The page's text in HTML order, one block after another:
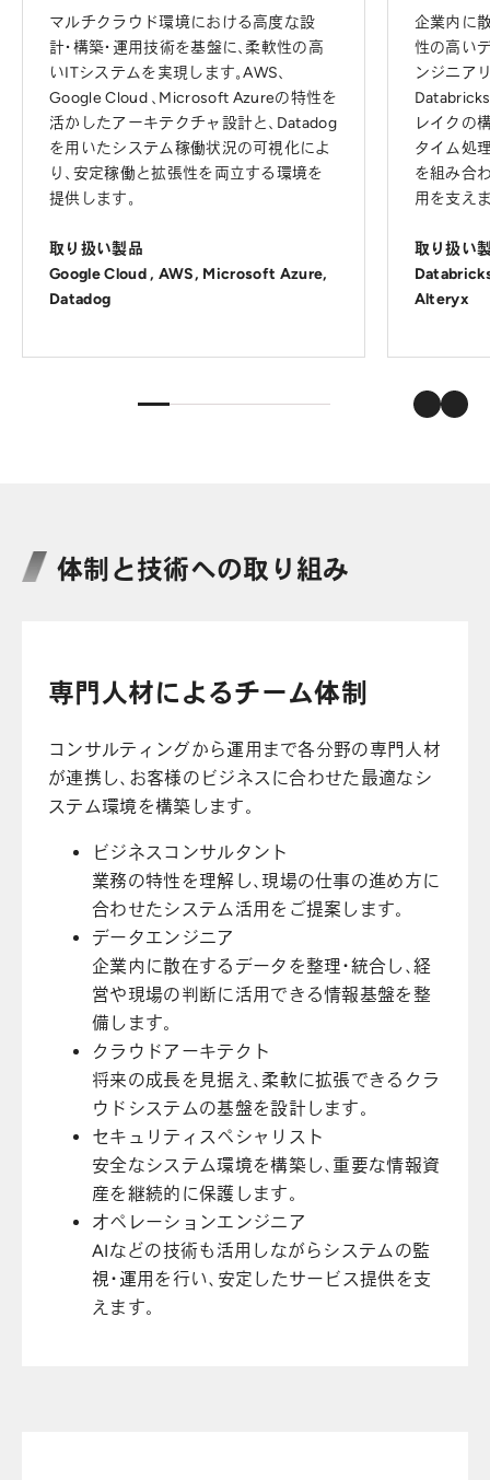
マルチクラウド環境における高度な設
計・構築・運用技術を基盤に、柔軟性の高
いITシステムを実現します。AWS、
Google Cloud 、Microsoft Azureの特性を
活かしたアーキテクチャ設計と、Datadog
を用いたシステム稼働状況の可視化によ
り、安定稼働と拡張性を両立する環境を
提供します。
取り扱い製品
Google Cloud , AWS, Microsoft Azure,
Datadog
企業内に
性の高い
ンジニア
レイクの
タイム処
を組み合
用を支え
取り扱い
Alteryx
体制と技術への取り組み
専門人材によるチーム体制
コンサルティングから運用まで各分野の専門人材
が連携し、お客様のビジネスに合わせた最適なシ
ステム環境を構築します。
ビジネスコンサルタント
業務の特性を理解し、現場の仕事の進め方に
合わせたシステム活用をご提案します。
データエンジニア
企業内に散在するデータを整理・統合し、経
営や現場の判断に活用できる情報基盤を整
備します。
クラウドアーキテクト
将来の成長を見据え、柔軟に拡張できるクラ
ウドシステムの基盤を設計します。
セキュリティスペシャリスト
安全なシステム環境を構築し、重要な情報資
産を継続的に保護します。
オペレーションエンジニア
AIなどの技術も活用しながらシステムの監
視・運用を行い、安定したサービス提供を支
えます。